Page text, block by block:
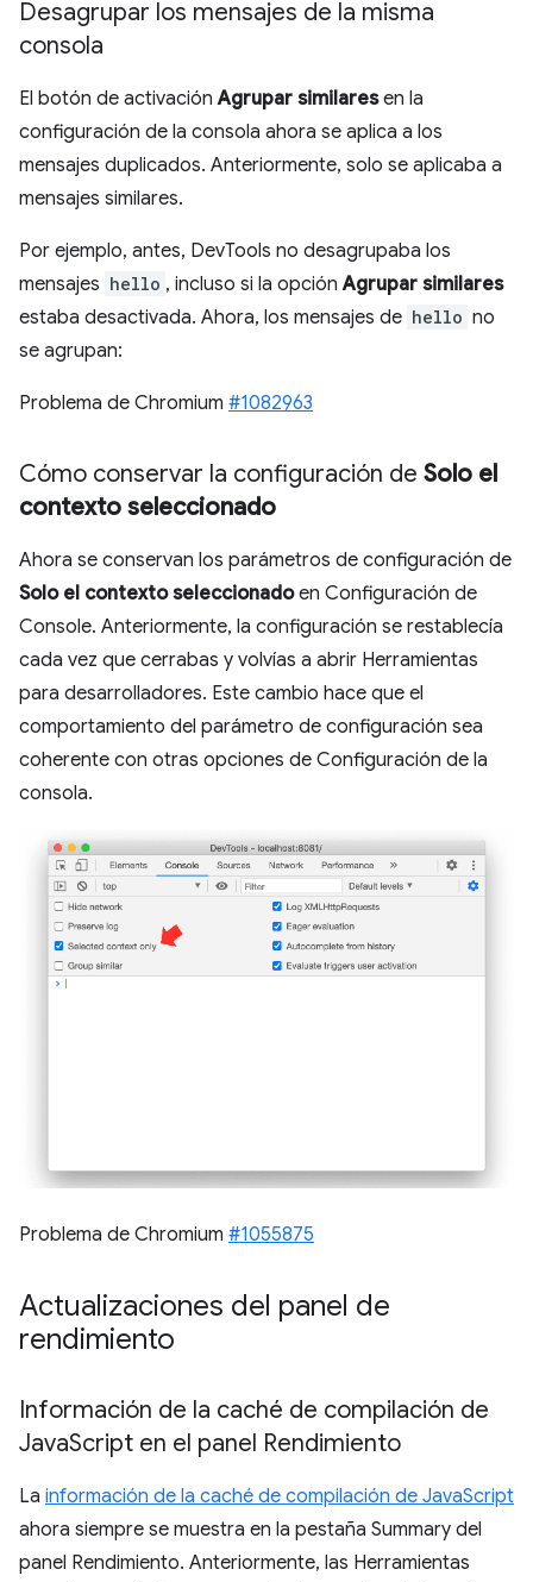
Desagrupar los mensajes de la misma
consola
El botón de activaciónAgrupar similaresen la
configuración de la consola ahora se aplica a los
mensajes duplicados. Anteriormente, solo se aplicaba a
mensajes similares.
Por ejemplo, antes, DevTools no desagrupaba los
mensajes hello , incluso si la opciónAgrupar similares
estaba desactivada. Ahora, los mensajes de hello no
se agrupan:
Problema de Chromium #1082963
Cómo conservar la configuración de Solo el
contexto seleccionado
Ahora se conservan los parámetros de configuración de
Solo el contexto seleccionadoen Configuración de
Console. Anteriormente, la configuración se restablecía
cada vez que cerrabas y volvías a abrir Herramientas
para desarrolladores. Este cambio hace que el
comportamiento del parámetro de configuración sea
coherente con otras opciones de Configuración de la
consola.
Problema de Chromium #1055875
Actualizaciones del panel de
rendimiento
Información de la caché de compilación de
JavaScript en el panel Rendimiento
La información de la caché de compilación de JavaScript
ahora siempre se muestra en la pestaña Summary del
panel Rendimiento. Anteriormente, las Herramientas